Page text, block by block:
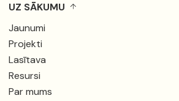
UZ SĀKUMU
Jaunumi
Projekti
Lasītava
Resursi
Par mums